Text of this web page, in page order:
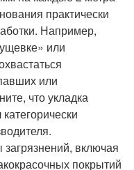
практически
Например,
или
или
что укладка
включая
покрытий